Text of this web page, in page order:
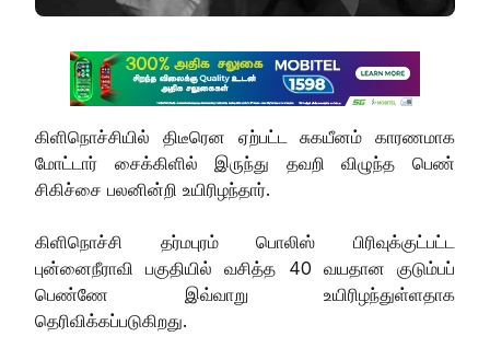
கிளிநொச்சியில் திடீரென ஏற்பட்ட சுகயீனம் காரணமாக
மோட்டார் சைக்கிளில் இருந்து தவறி விழுந்த பெண்
சிகிச்சை பலனின்றி உயிரிழந்தார்.
கிளிநொச்சி தர்மபுரம் பொலிஸ் பிரிவுக்குட்பட்ட
புன்னைநீராவி பகுதியில் வசித்த 40 வயதான குடும்பப்
பெண்ணே இவ்வாறு உயிரிழந்துள்ளதாக
தெரிவிக்கப்படுகிறது.